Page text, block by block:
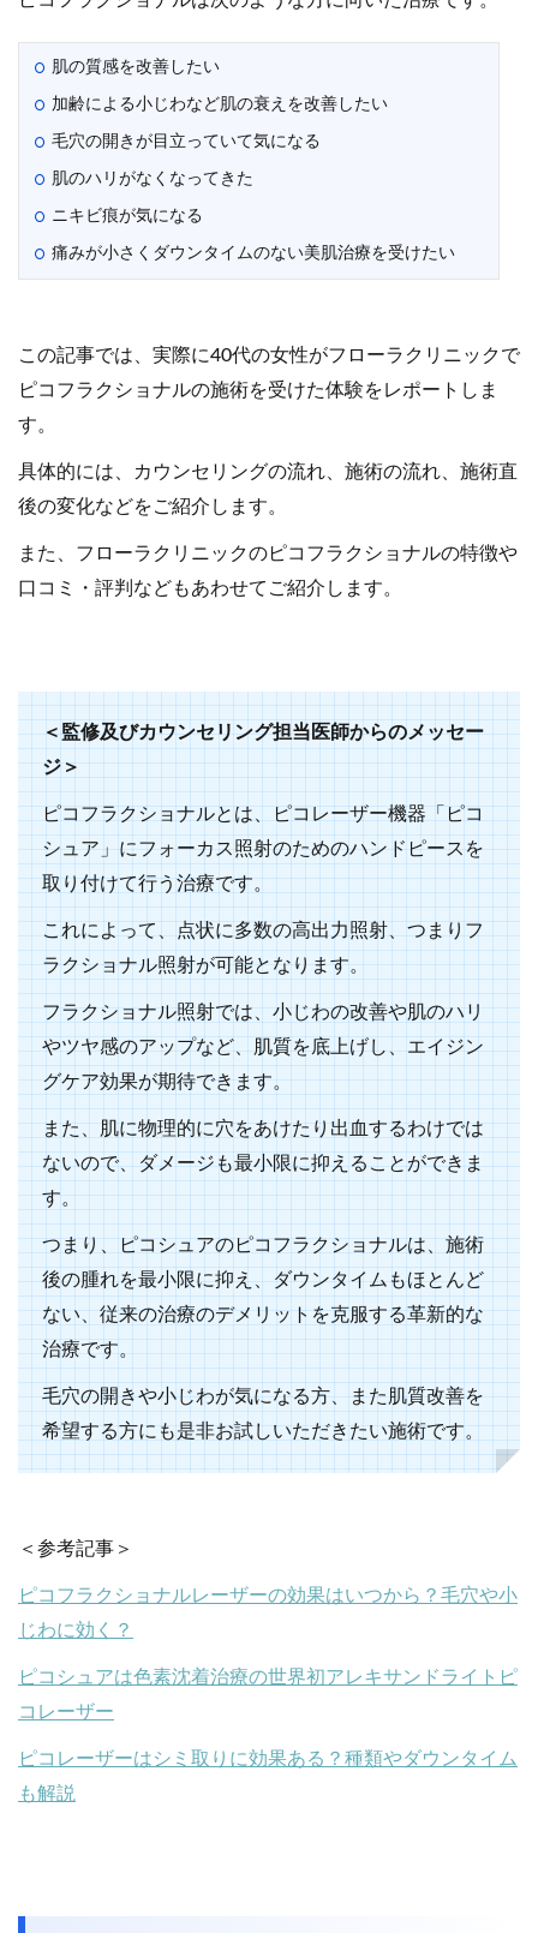
肌の質感を改善したい
加齢による小じわなど肌の衰えを改善したい
毛穴の開きが目立っていて気になる
肌のハリがなくなってきた
ニキビ痕が気になる
痛みが小さくダウンタイムのない美肌治療を受けたい
この記事では、実際に40代の女性がフローラクリニックで
ピコフラクショナルの施術を受けた体験をレポートしま
す。
具体的には、カウンセリングの流れ、施術の流れ、施術直
後の変化などをご紹介します。
また、フローラクリニックのピコフラクショナルの特徴や
口コミ・評判などもあわせてご紹介します。
＜監修及びカウンセリング担当医師からのメッセー
ジ＞
ピコフラクショナルとは、ピコレーザー機器「ピコ
シュア」にフォーカス照射のためのハンドピースを
取り付けて行う治療です。
これによって、点状に多数の高出力照射、つまりフ
ラクショナル照射が可能となります。
フラクショナル照射では、小じわの改善や肌のハリ
やツヤ感のアップなど、肌質を底上げし、エイジン
グケア効果が期待できます。
また、肌に物理的に穴をあけたり出血するわけでは
ないので、ダメージも最小限に抑えることができま
す。
つまり、ピコシュアのピコフラクショナルは、施術
後の腫れを最小限に抑え、ダウンタイムもほとんど
ない、従来の治療のデメリットを克服する革新的な
治療です。
毛穴の開きや小じわが気になる方、また肌質改善を
希望する方にも是非お試しいただきたい施術です。
＜参考記事＞
ピコフラクショナルレーザーの効果はいつから？毛穴や小
じわに効く？
ピコシュアは色素沈着治療の世界初アレキサンドライトピ
コレーザー
ピコレーザーはシミ取りに効果ある？種類やダウンタイム
も解説